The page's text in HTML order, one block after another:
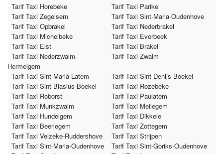
Tarif Taxi Horebeke
Tarif Taxi Parike
Tarif Taxi Zegelsem
Tarif Taxi Sint-Maria-Oudenhove
Tarif Taxi Opbrakel
Tarif Taxi Nederbrakel
Tarif Taxi Michelbeke
Tarif Taxi Everbeek
Tarif Taxi Elst
Tarif Taxi Brakel
Tarif Taxi Nederzwalm-
Hermelgem
Tarif Taxi Zwalm
Tarif Taxi Sint-Maria-Latem
Tarif Taxi Sint-Denijs-Boekel
Tarif Taxi Sint-Blasius-Boekel
Tarif Taxi Rozebeke
Tarif Taxi Roborst
Tarif Taxi Paulatem
Tarif Taxi Munkzwalm
Tarif Taxi Meilegem
Tarif Taxi Hundelgem
Tarif Taxi Dikkele
Tarif Taxi Beerlegem
Tarif Taxi Zottegem
Tarif Taxi Velzeke-Ruddershove
Tarif Taxi Strijpen
Tarif Taxi Sint-Maria-Oudenhove
Tarif Taxi Sint-Goriks-Oudenhove